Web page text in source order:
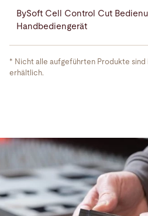
BySoft Cell Control Cut
Handbediengerät
* Nicht alle aufgeführten Produkte sind
erhältlich.
Bystronic